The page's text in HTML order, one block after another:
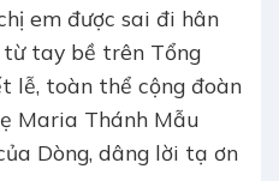
em được sai đi hân
từ tay bề trên Tổng
lễ, toàn thể cộng đoàn
Maria Thánh Mẫu
Dòng, dâng lời tạ ơn